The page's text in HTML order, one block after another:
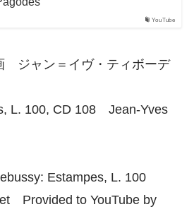
YouTube
ジャン＝イヴ・ティボーデ
L. 100, CD 108 Jean-Yves
Estampes, L. 100
Provided to YouTube by